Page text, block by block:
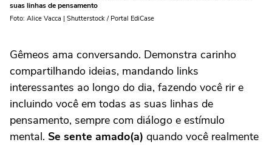
suas linhas de pensamento
Foto: Alice Vacca | Shutterstock / Portal EdiCase
Gêmeos ama conversando. Demonstra carinho
compartilhando ideias, mandando links
interessantes ao longo do dia, fazendo você rir e
incluindo você em todas as suas linhas de
pensamento, sempre com diálogo e estímulo
mental. Se sente amado(a) quando você realmente